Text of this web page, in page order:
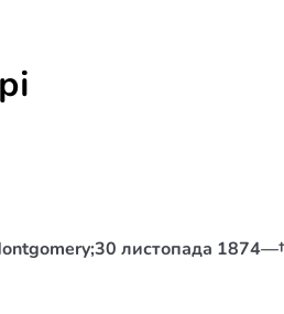
Богослів`я
листопада